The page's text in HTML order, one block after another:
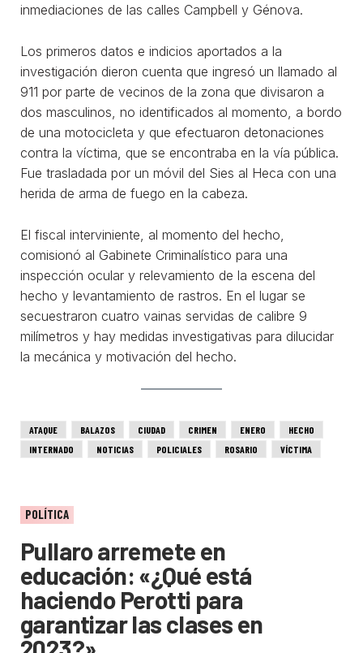
inmediaciones de las calles Campbell y Génova.
Los primeros datos e indicios aportados a la
investigación dieron cuenta que ingresó un llamado al
911 por parte de vecinos de la zona que divisaron a
dos masculinos, no identificados al momento, a bordo
de una motocicleta y que efectuaron detonaciones
contra la víctima, que se encontraba en la vía pública.
Fue trasladada por un móvil del Sies al Heca con una
herida de arma de fuego en la cabeza.
El fiscal interviniente, al momento del hecho,
comisionó al Gabinete Criminalístico para una
inspección ocular y relevamiento de la escena del
hecho y levantamiento de rastros. En el lugar se
secuestraron cuatro vainas servidas de calibre 9
milímetros y hay medidas investigativas para dilucidar
la mecánica y motivación del hecho.
ATAQUE BALAZOS CIUDAD CRIMEN ENERO
HECHO
INTERNADO
NOTICIAS POLICIALES ROSARIO VÍCTIMA